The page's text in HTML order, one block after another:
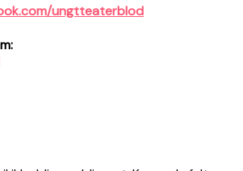
ungtteaterblod